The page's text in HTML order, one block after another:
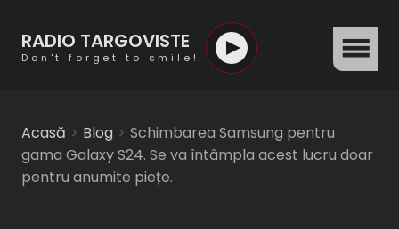
RADIO TARGOVISTE
Don't forget to smile! menu
Acasă Blog
Schimbarea Samsung pentru
gama Galaxy S24. Se va întâmpla acest lucru doar
pentru anumite piețe.